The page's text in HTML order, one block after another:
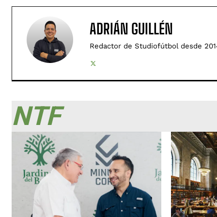
ADRIÁN GUILLÉN
Redactor de Studiofútbol desde
NTF